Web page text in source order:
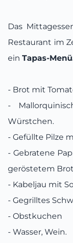
Das
Restaurant im
ein Tapas-
- Brot mit
-
Würstchen.
- Gefüllte Pilze
- Gebratene
geröstetem
- Kabeljau mit
- Gegrilltes
- Obstkuchen
- Wasser, Wein.